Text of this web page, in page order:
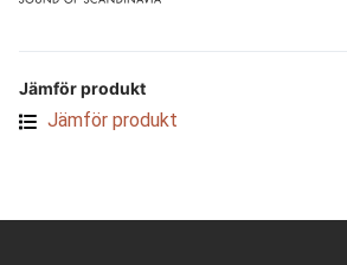
Jämför produkt
Jämför produkt